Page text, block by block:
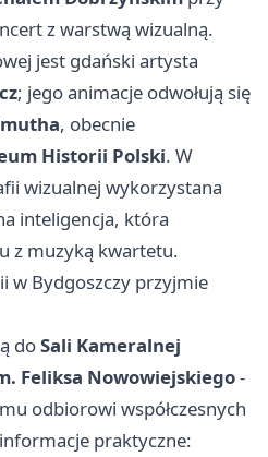
z warstwą wizualną.
jest gdański artysta
; jego animacje odwołują się
, obecnie
Historii Polski. W
wizualnej wykorzystana
inteligencja, która
z muzyką kwartetu.
w Bydgoszczy przyjmie
doSali Kameralnej
Feliksa Nowowiejskiego-
odbiorowi współczesnych
praktyczne: